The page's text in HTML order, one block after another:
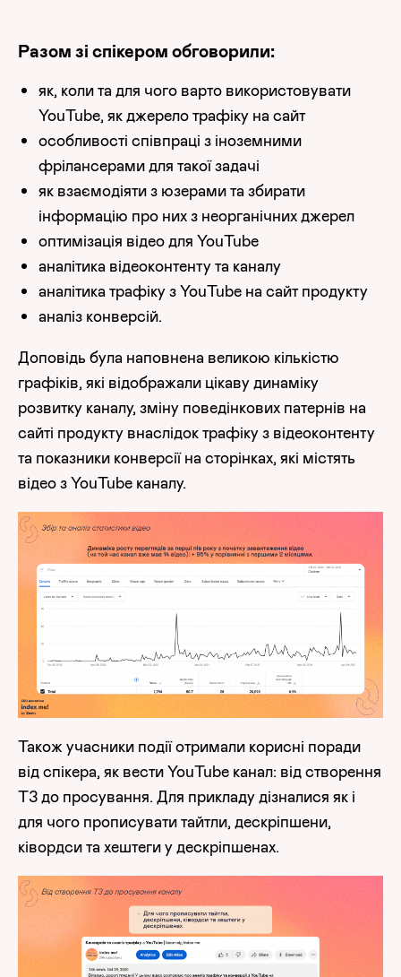
Разом зі спікером обговорили:
як, коли та для чого варто використовувати
YouTube, як джерело трафіку на сайт
особливості співпраці з іноземними
фрілансерами для такої задачі
як взаємодіяти з юзерами та збирати
інформацію про них з неорганічних джерел
оптимізація відео для YouTube
аналітика відеоконтенту та каналу
аналітика трафіку з YouTube на сайт продукту
аналіз конверсій.
Доповідь була наповнена великою кількістю
графіків, які відображали цікаву динаміку
розвитку каналу, зміну поведінкових патернів на
сайті продукту внаслідок трафіку з відеоконтенту
та показники конверсії на сторінках, які містять
відео з YouTube каналу.
Також учасники події отримали корисні поради
від спікера, як вести YouTube канал: від створення
ТЗ до просування. Для прикладу дізналися як і
для чого прописувати тайтли, дескріпшени,
ківордси та хештеги у дескріпшенах.